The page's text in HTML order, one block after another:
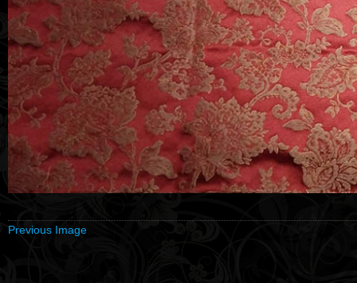
Previous Image